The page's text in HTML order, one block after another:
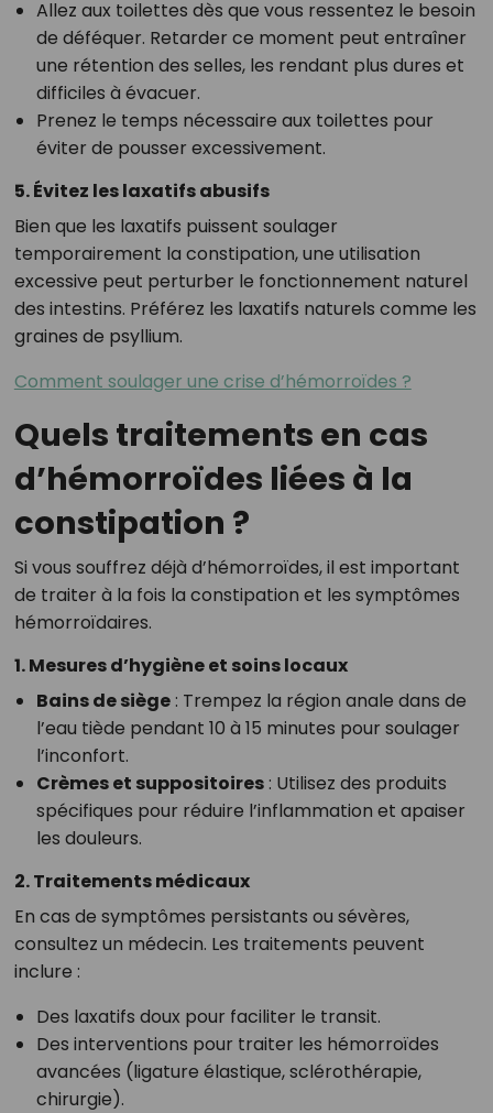
Allez aux toilettes dès que vous ressentez le besoin
de déféquer. Retarder ce moment peut entraîner
une rétention des selles, les rendant plus dures et
difficiles à évacuer.
Prenez le temps nécessaire aux toilettes pour
éviter de pousser excessivement.
5. Évitez les laxatifs abusifs
Bien que les laxatifs puissent soulager
temporairement la constipation, une utilisation
excessive peut perturber le fonctionnement naturel
des intestins. Préférez les laxatifs naturels comme les
graines de psyllium.
Comment soulager une crise d’hémorroïdes ?
Quels traitements en cas
d’hémorroïdes liées à la
constipation ?
Si vous souffrez déjà d’hémorroïdes, il est important
de traiter à la fois la constipation et les symptômes
hémorroïdaires.
1. Mesures d’hygiène et soins locaux
Bains de siège: Trempez la région anale dans de
l’eau tiède pendant 10 à 15 minutes pour soulager
l’inconfort.
Crèmes et suppositoires: Utilisez des produits
spécifiques pour réduire l’inflammation et apaiser
les douleurs.
2. Traitements médicaux
En cas de symptômes persistants ou sévères,
consultez un médecin. Les traitements peuvent
inclure :
Des laxatifs doux pour faciliter le transit.
Des interventions pour traiter les hémorroïdes
avancées (ligature élastique, sclérothérapie,
chirurgie).